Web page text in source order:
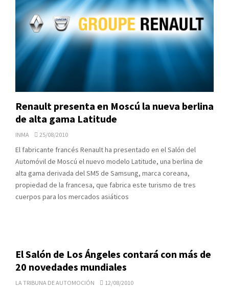
Renault presenta en Moscú la nueva berlina
de alta gama Latitude
INMA 25/08/2010
El fabricante francés Renault ha presentado en el Salón del
Automóvil de Moscú el nuevo modelo Latitude, una berlina de
alta gama derivada del SM5 de Samsung, marca coreana,
propiedad de la francesa, que fabrica este turismo de tres
cuerpos para los mercados asiáticos
El Salón de Los Ángeles contará con más de
20 novedades mundiales
LA TRIBUNA DE AUTOMOCIÓN 12/08/2010